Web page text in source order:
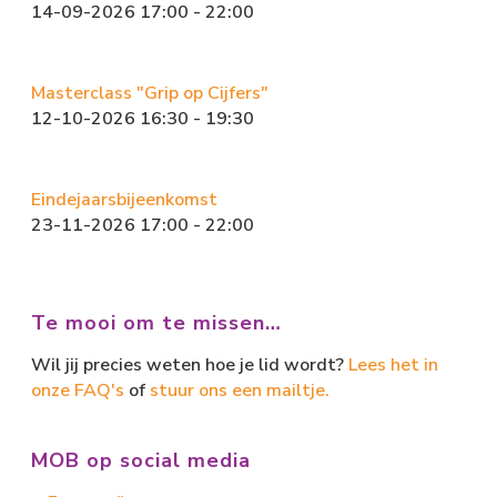
14-09-2026 17:00 - 22:00
Masterclass "Grip op Cijfers"
12-10-2026 16:30 - 19:30
Eindejaarsbijeenkomst
23-11-2026 17:00 - 22:00
Te mooi om te missen…
Wil jij precies weten hoe je lid wordt? Lees het in
onze FAQ's of stuur ons een mailtje.
MOB op social media